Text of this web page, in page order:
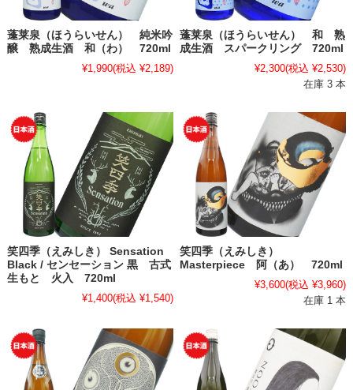
蓬莱泉（ほうらいせん） 純米吟
醸 熟成生酒 和（わ） 720ml
¥1,990(税込 ¥2,189)
蓬莱泉（ほうらいせん） 和 熟
成生酒 スパークリング 720ml
¥2,300(税込 ¥2,530)
在庫 3 本
笑四季（えみしき） Sensation
Black / センセーション 黒 古式
生もと 火入 720ml
¥1,400(税込 ¥1,540)
笑四季（えみしき）
Masterpiece 阿（あ） 720ml
¥3,600(税込 ¥3,960)
在庫 1 本